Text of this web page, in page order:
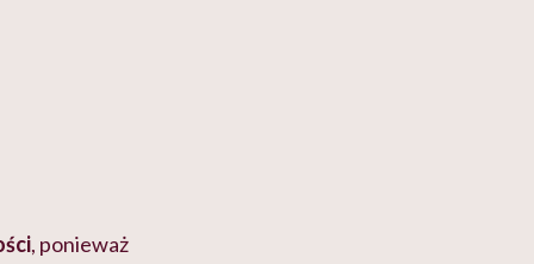
, ponieważ